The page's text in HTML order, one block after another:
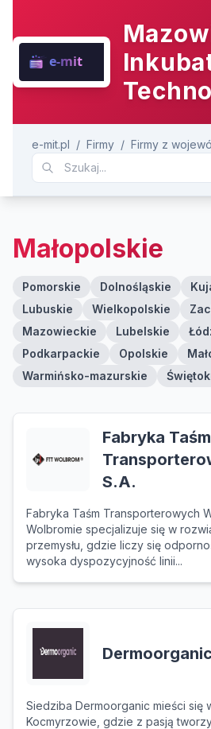
e-mit.pl / Firmy / Firmy z
Małopolskie
Pomorskie Dolnośląskie
Lubuskie
Wielkopolskie
Mazowieckie
Lubelskie
Podkarpackie
Opolskie
Warmińsko-mazurskie
Fabryka Taśm
S.A.
Fabryka Taśm Transporterowych
Wolbromie specjalizuje się w
przemysłu, gdzie liczy się
wysoka dyspozycyjność linii...
Dermoorganic
Siedziba Dermoorganic mieści się
Kocmyrzowie, gdzie z pasją